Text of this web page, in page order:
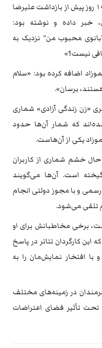
این در حالی است که هفته حدود ۱۰ روز پیش از بازداشت علیرضا
خبر داده و نوشته بود:
محبوب من” نزدیک به
نيست؟»
اضافه کرده بود: «سلام
برسان».
«زن زندگی آزادی» شماری
که شمار آن‌ها حدود
یکی از آن‌هاست.
خشم شماری از کاربران
است. آن‌ها می‌گویند
و با مجوز دولتی انجام
تلقی می‌شود.
برخی مخاطبانش برای او
این کارگردان تئاتر در پاسخ
مصمم و با افتخار نمایش‌مان را به
در زمینه‌های مختلف
تحت تأثیر فضای اعتراضات